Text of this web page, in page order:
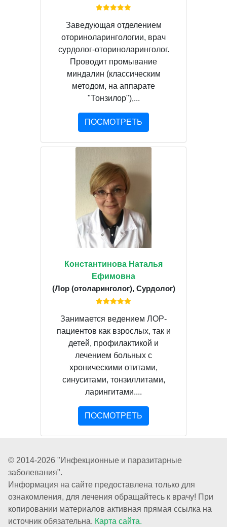
Заведующая отделением
оториноларингологии, врач
сурдолог-оториноларинголог.
Проводит промывание
миндалин (классическим
методом, на аппарате
"Тонзилор"),...
ПОСМОТРЕТЬ
Константинова Наталья
Ефимовна
(Лор (отоларинголог), Сурдолог)
Занимается ведением ЛОР-
пациентов как взрослых, так и
детей, профилактикой и
лечением больных с
хроническими отитами,
синуситами, тонзиллитами,
ларингитами....
ПОСМОТРЕТЬ
© 2014-2026 "Инфекционные и паразитарные
заболевания".
Информация на сайте предоставлена только для
ознакомления, для лечения обращайтесь к врачу! При
копировании материалов активная прямая ссылка на
источник обязательна. Карта сайта.